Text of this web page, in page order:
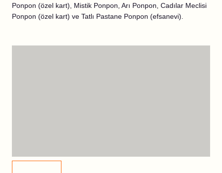
Ponpon (özel kart), Mistik Ponpon, Arı Ponpon, Cadılar Meclisi
Ponpon (özel kart) ve Tatlı Pastane Ponpon (efsanevi).